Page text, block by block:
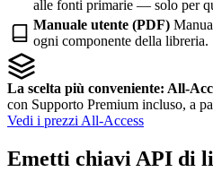
alle fonti primarie — solo per
Manuale utente (PDF)
ogni componente della libreria.
La scelta più conveniente: All-
con Supporto Premium incluso, a
Vedi i prezzi All-Access
Emetti chiavi API di